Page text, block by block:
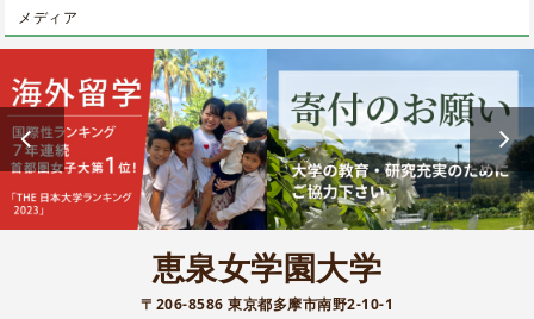
メディア
恵泉女学園大学
〒206-8586 東京都多摩市南野2-10-1